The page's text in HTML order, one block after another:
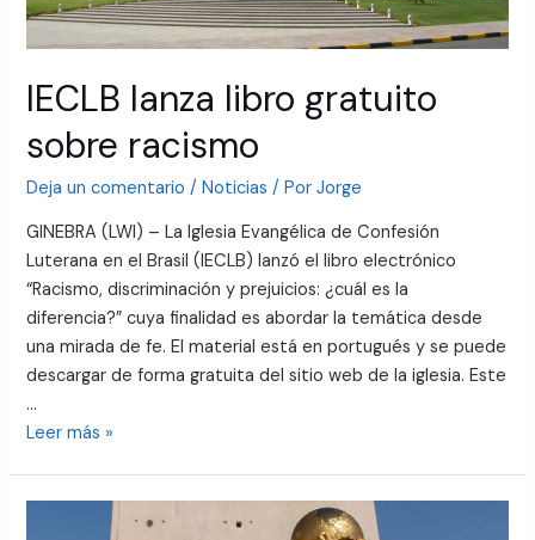
IECLB lanza libro gratuito
sobre racismo
Deja un comentario /Noticias / PorJorge
GINEBRA (LWI) – La Iglesia Evangélica de Confesión
Luterana en el Brasil (IECLB) lanzó el libro electrónico
“Racismo, discriminación y prejuicios: ¿cuál es la
diferencia?” cuya finalidad es abordar la temática desde
una mirada de fe. El material está en portugués y se puede
descargar de forma gratuita del sitio web de la iglesia. Este
…
Leer más »